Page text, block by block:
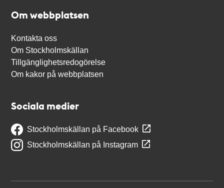
Om webbplatsen
Kontakta oss
Om Stockholmskällan
Tillgänglighetsredogörelse
Om kakor på webbplatsen
Sociala medier
Stockholmskällan på Facebook
Stockholmskällan på Instagram